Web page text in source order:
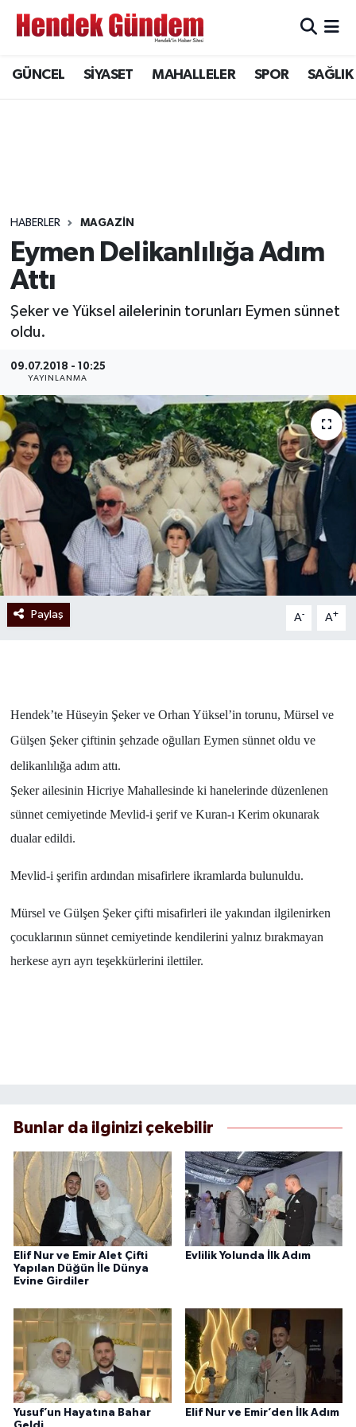
GÜNCEL SİYASET MAHALLELER SPOR SAĞLIK
HABERLER MAGAZİN
Eymen Delikanlılığa Adım
Attı
Şeker ve Yüksel ailelerinin torunları Eymen sünnet
oldu.
09.07.2018 - 10:25
YAYINLANMA
Paylaş A- A+
Hendek’te Hüseyin Şeker ve Orhan Yüksel’in torunu, Mürsel ve
Gülşen Şeker çiftinin şehzade oğulları Eymen sünnet oldu ve
delikanlılığa adım attı.
Şeker ailesinin Hicriye Mahallesinde ki hanelerinde düzenlenen
sünnet cemiyetinde Mevlid-i şerif ve Kuran-ı Kerim okunarak
dualar edildi.
Mevlid-i şerifin ardından misafirlere ikramlarda bulunuldu.
Mürsel ve Gülşen Şeker çifti misafirleri ile yakından ilgilenirken
çocuklarının sünnet cemiyetinde kendilerini yalnız bırakmayan
herkese ayrı ayrı teşekkürlerini ilettiler.
Bunlar da ilginizi çekebilir
Elif Nur ve Emir Alet Çifti
Yapılan Düğün İle Dünya
Evine Girdiler
Evlilik Yolunda İlk Adım
Yusuf’un Hayatına Bahar
Elif Nur ve Emir’den İlk Adım
Sakarya Hava Durumu
Süper Lig Puan Durumu ve Fikstür
Tüm Manşetler
Son Dakika Haberleri